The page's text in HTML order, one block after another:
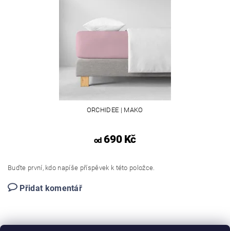
ORCHIDEE | MAKO
od690 Kč
Buďte první, kdo napíše příspěvek k této položce.
Přidat komentář